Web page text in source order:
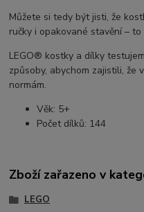
Můžete si tedy být jisti, že
ručky i opakované stavění –
LEGO® kostky a dílky
způsoby, abychom zajistili, že
normám.
Věk: 5+
Počet dílků: 144
Zboží zařazeno v
LEGO